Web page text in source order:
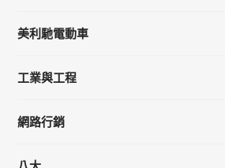
美利馳電動車
工業與工程
網路行銷